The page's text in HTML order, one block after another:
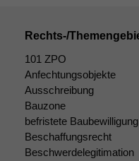
Rechts-/
101 ZPO
Anfechtungsobjekte
Ausschreibung
Bauzone
befristete Baubewilligung
Beschaffungsrecht
Beschwerdelegitimation